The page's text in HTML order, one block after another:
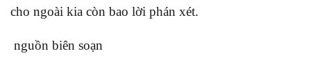
cho ngoài kia còn bao lời phán xét.
nguồn biên soạn